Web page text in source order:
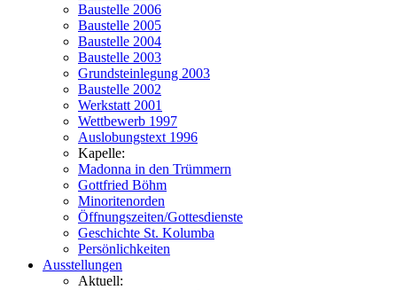
Baustelle 2006
Baustelle 2005
Baustelle 2004
Baustelle 2003
Grundsteinlegung 2003
Baustelle 2002
Werkstatt 2001
Wettbewerb 1997
Auslobungstext 1996
Kapelle:
Madonna in den Trümmern
Gottfried Böhm
Minoritenorden
Öffnungszeiten/Gottesdienste
Geschichte St. Kolumba
Persönlichkeiten
Ausstellungen
Aktuell: